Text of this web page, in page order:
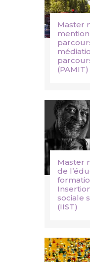
Master
(PAMIT)
Master
de
sociale
(IIST)